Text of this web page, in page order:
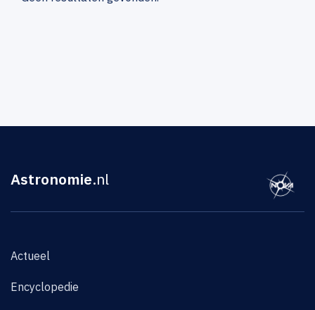
Astronomie.nl
Actueel
Encyclopedie